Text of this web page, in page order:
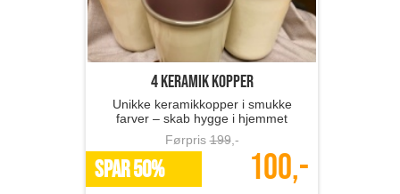
4 keramik kopper
Unikke keramikkopper i smukke
farver – skab hygge i hjemmet
Førpris199,-
SPAR 50% 100,-